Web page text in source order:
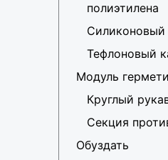
полиэтилена
Силиконовый
Тефлоновый
Модуль
Круглый
Секция
Обуздать